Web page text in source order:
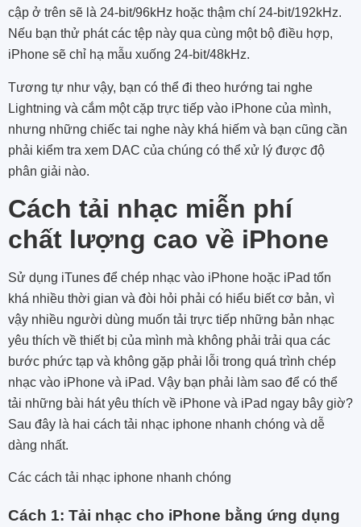
cập ở trên sẽ là 24-bit/96kHz hoặc thậm chí 24-bit/192kHz.
Nếu bạn thử phát các tệp này qua cùng một bộ điều hợp,
iPhone sẽ chỉ hạ mẫu xuống 24-bit/48kHz.
Tương tự như vậy, bạn có thể đi theo hướng tai nghe
Lightning và cắm một cặp trực tiếp vào iPhone của mình,
nhưng những chiếc tai nghe này khá hiếm và bạn cũng cần
phải kiểm tra xem DAC của chúng có thể xử lý được độ
phân giải nào.
Cách tải nhạc miễn phí
chất lượng cao về iPhone
Sử dụng iTunes để chép nhạc vào iPhone hoặc iPad tốn
khá nhiều thời gian và đòi hỏi phải có hiểu biết cơ bản, vì
vậy nhiều người dùng muốn tải trực tiếp những bản nhạc
yêu thích về thiết bị của mình mà không phải trải qua các
bước phức tạp và không gặp phải lỗi trong quá trình chép
nhạc vào iPhone và iPad. Vậy bạn phải làm sao để có thể
tải những bài hát yêu thích về iPhone và iPad ngay bây giờ?
Sau đây là hai cách tải nhạc iphone nhanh chóng và dễ
dàng nhất.
Các cách tải nhạc iphone nhanh chóng
Cách 1: Tải nhạc cho iPhone bằng ứng dụng